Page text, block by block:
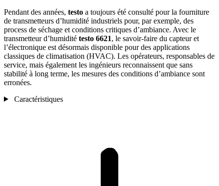
Pendant des années, testo a toujours été consulté pour la fourniture
de transmetteurs d’humidité industriels pour, par exemple, des
process de séchage et conditions critiques d’ambiance. Avec le
transmetteur d’humidité testo 6621, le savoir-faire du capteur et
l’électronique est désormais disponible pour des applications
classiques de climatisation (HVAC). Les opérateurs, responsables de
service, mais également les ingénieurs reconnaissent que sans
stabilité à long terme, les mesures des conditions d’ambiance sont
erronées.
Caractéristiques